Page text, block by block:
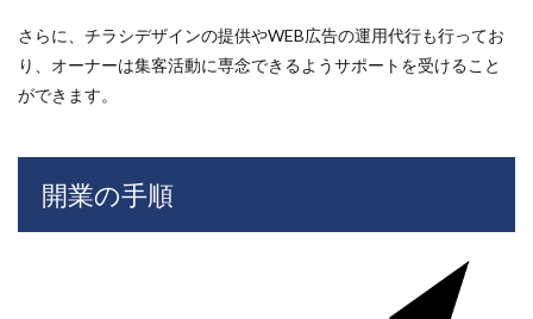
さらに、チラシデザインの提供やWEB広告の運用代行も行ってお
り、オーナーは集客活動に専念できるようサポートを受けること
ができます。
開業の手順